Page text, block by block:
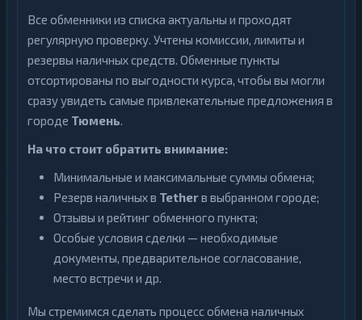
Все обменники из списка актуальны и проходят
регулярную проверку. Учтены комиссии, лимиты и
резервы наличных средств. Обменные пункты
отсортированы по выгодности курса, чтобы вы могли
сразу увидеть самые привлекательные предложения в
городе Тюмень.
На что стоит обратить внимание:
Минимальные и максимальные суммы обмена;
Резерв наличных в Tetherв выбранном городе;
Отзывы и рейтинг обменного пункта;
Особые условия сделки — необходимые
документы, предварительное согласование,
место встречи и др.
Мы стремимся сделать процесс обмена наличных